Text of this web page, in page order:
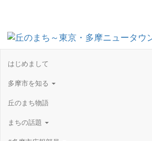
はじめまして
多摩市を知る
丘のまち物語
まちの話題